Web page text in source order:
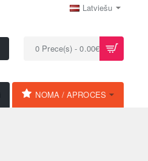
Latviešu
0 Prece(s) - 0.00€
NOMA / APROCES